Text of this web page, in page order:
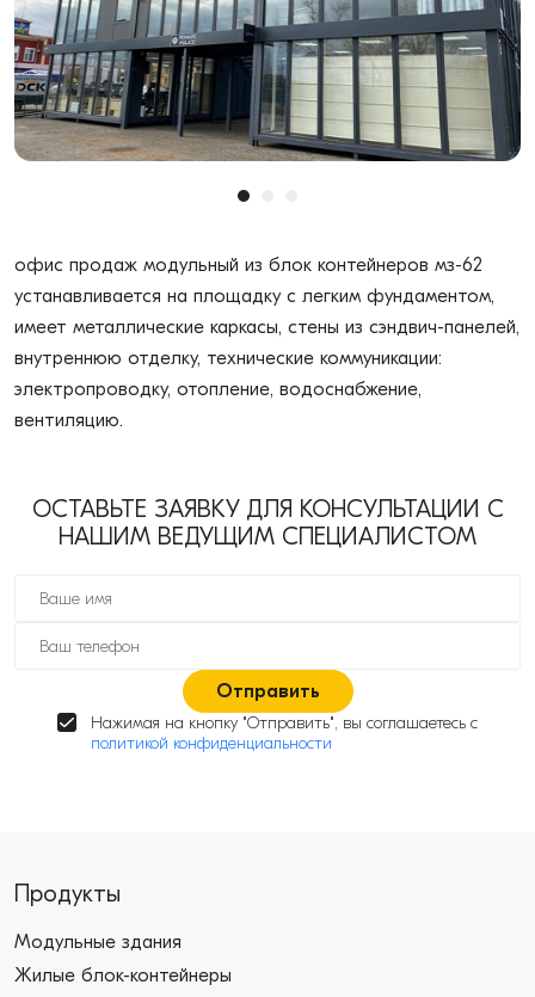
офис продаж модульный из блок контейнеров мз-62
устанавливается на площадку с легким фундаментом,
имеет металлические каркасы, стены из сэндвич-панелей,
внутреннюю отделку, технические коммуникации:
электропроводку, отопление, водоснабжение,
вентиляцию.
ОСТАВЬТЕ ЗАЯВКУ ДЛЯ КОНСУЛЬТАЦИИ С
НАШИМ ВЕДУЩИМ СПЕЦИАЛИСТОМ
Отправить
Нажимая на кнопку "Отправить", вы соглашаетесь с
политикой конфиденциальности
Продукты
Модульные здания
Жилые блок-контейнеры